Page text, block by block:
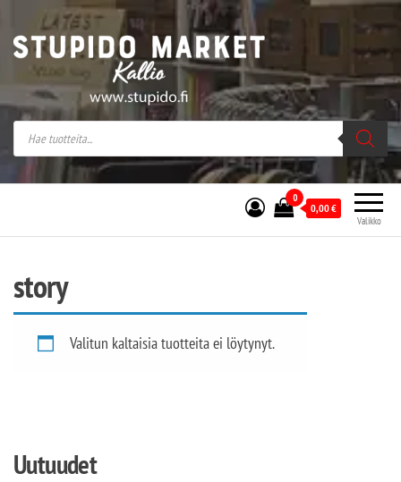
Stupido Market – verkossa ja kivijalassa
Stupido Market on vaihtoehtomusaan
erikoistunut verkko- sekä
kivijalkakauppa Helsingissä Kallion
sydämessä.
Valikko
0
0,00€
story
Valitun kaltaisia tuotteita ei löytynyt.
Uutuudet